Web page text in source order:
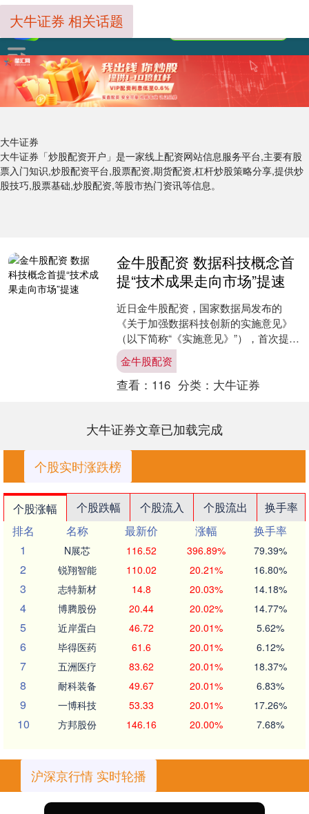
大牛证券
大牛证券「炒股配资开户」是一家线上配资网站信息服务平台,主要有股
票入门知识,炒股配资平台,股票配资,期货配资,杠杆炒股策略分享,提供炒
股技巧,股票基础,炒股配资,等股市热门资讯等信息。
大牛证券 相关话题
金牛股配资 数据科技概念首
提“技术成果走向市场”提速
近日金牛股配资，国家数据局发布的
《关于加强数据科技创新的实施意见》
（以下简称“《实施意见》”），首次提
出“数据科技”概念。 在北京交通大学信
息管理理论与技术国际....
金牛股配资
查看： 116 分类： 大牛证券
大牛证券文章已加载完成
个股实时涨跌榜
个股涨幅 个股跌幅 个股流入 个股流出
换手率
排名
名称 最新价 涨幅
换手率
1
N展芯 116.52 396.89% 79.39%
2 锐翔智能 110.02 20.21% 16.80%
3 志特新材 14.8 20.03% 14.18%
4 博腾股份 20.44 20.02% 14.77%
5 近岸蛋白 46.72 20.01% 5.62%
6 毕得医药 61.6 20.01% 6.12%
7 五洲医疗 83.62 20.01% 18.37%
8 耐科装备 49.67 20.01% 6.83%
9 一博科技 53.33 20.01% 17.26%
10 方邦股份 146.16 20.00% 7.68%
沪深京行情 实时轮播